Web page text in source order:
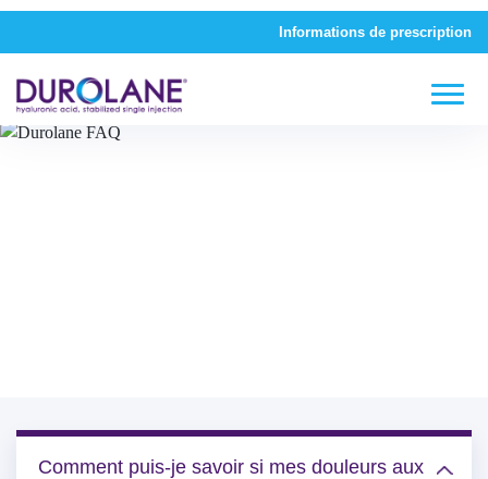
Informations de prescription
Comment puis-je savoir si mes douleurs aux